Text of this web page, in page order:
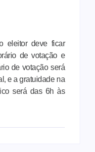
eleitor deve ficar
de votação e
de votação será
e a gratuidade na
será das 6h às